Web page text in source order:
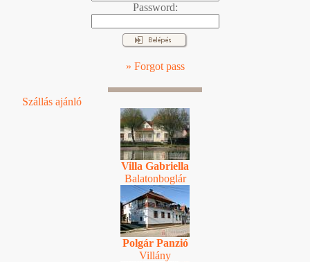
Password:
» Forgot pass
Szállás ajánló
Villa Gabriella
Balatonboglár
Polgár Panzió
Villány